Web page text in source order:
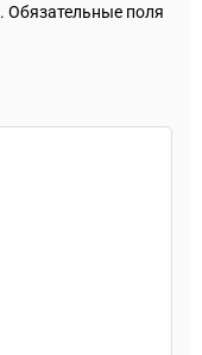
Обязательные поля